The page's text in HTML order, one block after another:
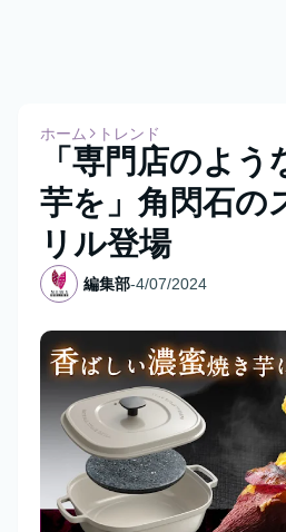
ホーム トレンド
「専門店のよう
芋を」角閃石の
リル登場
編集部-4/07/2024